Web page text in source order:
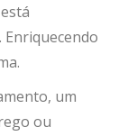
um
ou